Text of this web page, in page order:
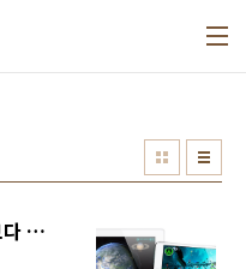
애플의 저가, 혹은 무료 전략! 득보다 실이 크다!